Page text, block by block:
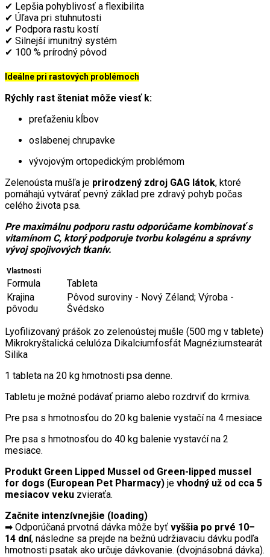
✔ Lepšia pohyblivosť a flexibilita
✔ Úľava pri stuhnutosti
✔ Podpora rastu kostí
✔ Silnejší imunitný systém
✔ 100 % prírodný pôvod
Ideálne pri rastových problémoch
Rýchly rast šteniat môže viesť k:
preťaženiu kĺbov
oslabenej chrupavke
vývojovým ortopedickým problémom
Zelenoústa mušľa je prirodzený zdroj GAG látok, ktoré
pomáhajú vytvárať pevný základ pre zdravý pohyb počas
celého života psa.
Pre maximálnu podporu rastu odporúčame kombinovať s
vitamínom C, ktorý podporuje tvorbu kolagénu a správny
vývoj spojivových tkanív.
Vlastnosti
Formula
Tableta
Krajina
pôvodu
Pôvod suroviny - Nový Zéland; Výroba -
Švédsko
Lyofilizovaný prášok zo zelenoústej mušle (500 mg v tablete)
Mikrokryštalická celulóza Dikalciumfosfát Magnéziumstearát
Silika
1 tableta na 20 kg hmotnosti psa denne.
Tabletu je možné podávať priamo alebo rozdrviť do krmiva.
Pre psa s hmotnosťou do 20 kg balenie vystačí na 4 mesiace
Pre psa s hmotnosťou do 40 kg balenie vystavćí na 2
mesiace.
Produkt Green Lipped Mussel od Green-lipped mussel
for dogs (European Pet Pharmacy) je vhodný už od cca 5
mesiacov veku zvieraťa.
Začnite intenzívnejšie (loading)
➡ Odporúčaná prvotná dávka môže byť vyššia po prvé 10–
14 dní, následne sa prejde na bežnú udržiavaciu dávku podľa
hmotnosti psatak ako určuje dávkovanie. (dvojnásobná dávka).